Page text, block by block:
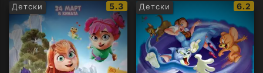
Детски
IMDb
рейтинг:
5.3 Детски
IMDb
6.2